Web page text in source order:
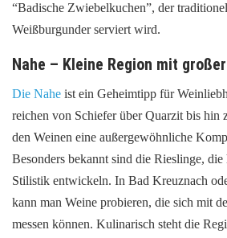
“Badische Zwiebelkuchen”, der
Weißburgunder serviert wird.
Nahe – Kleine Region mit
Die Nahe ist ein Geheimtipp für
reichen von Schiefer über Quarzit bis hin
den Weinen eine außergewöhnliche
Besonders bekannt sind die Rieslinge,
Stilistik entwickeln. In Bad Kreuznach
kann man Weine probieren, die sich mit
messen können. Kulinarisch steht die